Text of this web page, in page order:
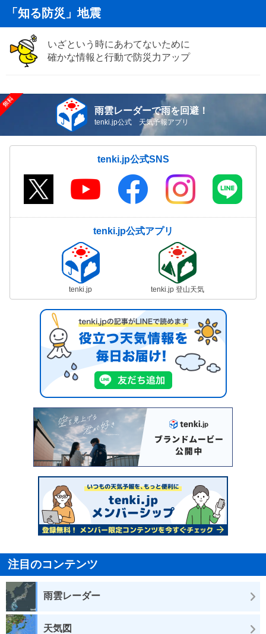
「知る防災」地震
いざという時にあわてないために
確かな情報と行動で防災力アップ
雨雲レーダーで雨を回避！
tenki.jp公式 天気予報アプリ
tenki.jp公式SNS
tenki.jp公式アプリ
tenki.jp tenki.jp 登山天気
注目のコンテンツ
雨雲レーダー
天気図